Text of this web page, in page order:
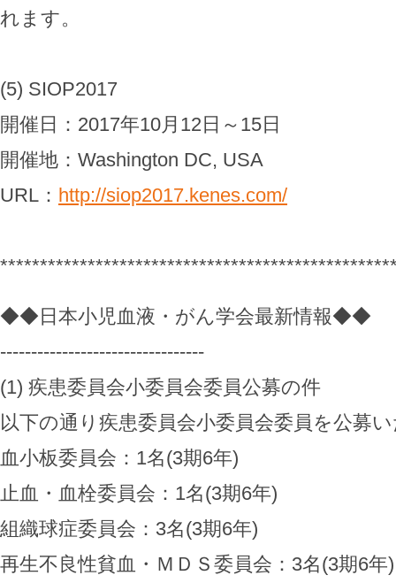
れます。
(5) SIOP2017
開催日：2017年10月12日～15日
開催地：Washington DC, USA
URL： http://siop2017.kenes.com/
◆◆日本小児血液・がん学会最新情報◆◆
---------------------------------
(1) 疾患委員会小委員会委員公募の件
以下の通り疾患委員会小委員会委員を公募
血小板委員会：1名(3期6年)
止血・血栓委員会：1名(3期6年)
組織球症委員会：3名(3期6年)
再生不良性貧血・ＭＤＳ委員会：3名(3期6年)